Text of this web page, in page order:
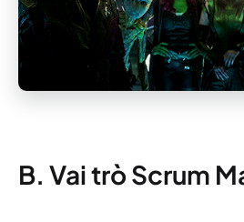
B. Vai trò Scrum